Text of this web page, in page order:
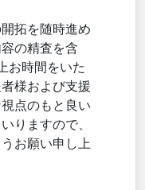
拓を随時進め
の精査を含
お時間をいた
様および支援
点のもと良い
りますので、
お願い申し上